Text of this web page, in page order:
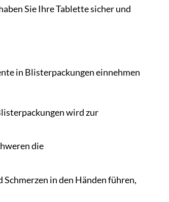
Sie Ihre Tablette sicher und
in Blisterpackungen einnehmen
wird zur
die
in den Händen führen,